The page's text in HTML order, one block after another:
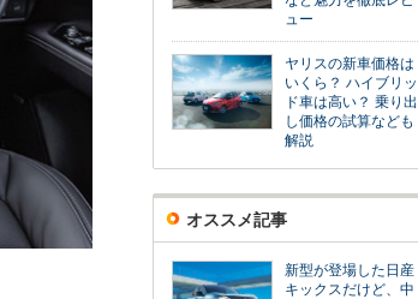
ュー
ヤリスの新車価格は
いくら？ ハイブリッ
ド車は高い？ 乗り出
し価格の試算なども
解説
オススメ記事
新型が登場した日産
キックスだけど、中